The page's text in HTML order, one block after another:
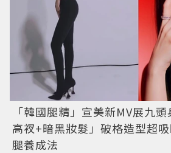
「韓國腿精」宣美新MV展九
高衩+暗黑妝髮」破格造型超
腿養成法